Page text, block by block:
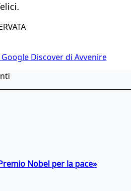
Discover di Avvenire
Nobel per la pace»